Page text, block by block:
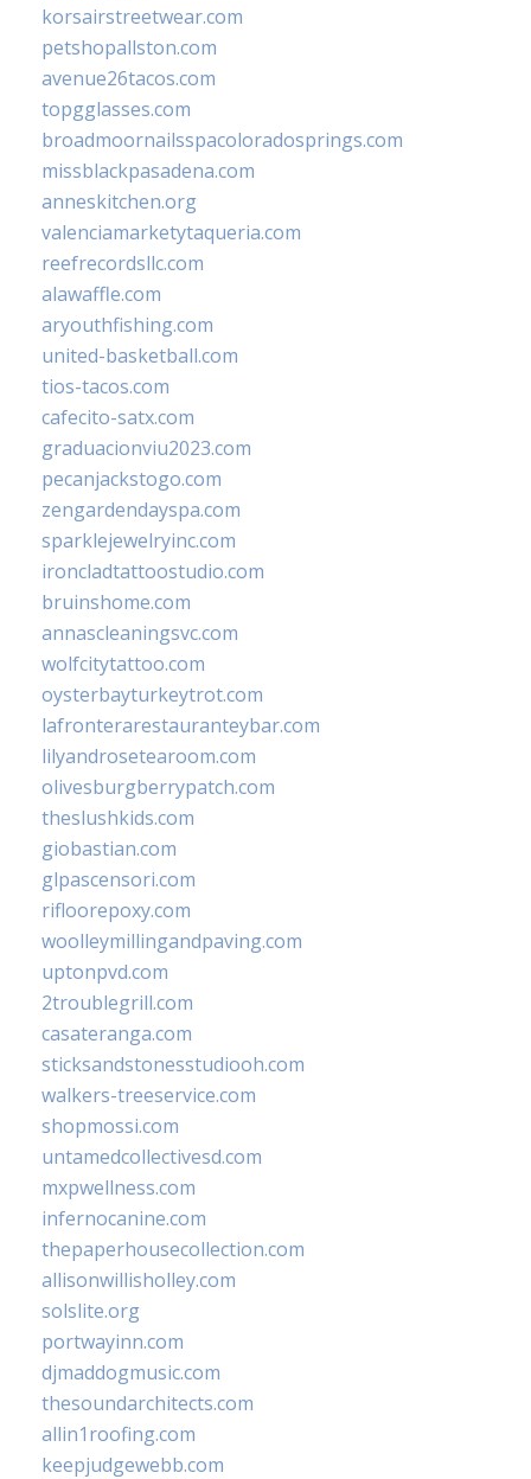
korsairstreetwear.com
petshopallston.com
avenue26tacos.com
topgglasses.com
broadmoornailsspacoloradosprings.com
missblackpasadena.com
anneskitchen.org
valenciamarketytaqueria.com
reefrecordsllc.com
alawaffle.com
aryouthfishing.com
united-basketball.com
tios-tacos.com
cafecito-satx.com
graduacionviu2023.com
pecanjackstogo.com
zengardendayspa.com
sparklejewelryinc.com
ironcladtattoostudio.com
bruinshome.com
annascleaningsvc.com
wolfcitytattoo.com
oysterbayturkeytrot.com
lafronterarestauranteybar.com
lilyandrosetearoom.com
olivesburgberrypatch.com
theslushkids.com
giobastian.com
glpascensori.com
rifloorepoxy.com
woolleymillingandpaving.com
uptonpvd.com
2troublegrill.com
casateranga.com
sticksandstonesstudiooh.com
walkers-treeservice.com
shopmossi.com
untamedcollectivesd.com
mxpwellness.com
infernocanine.com
thepaperhousecollection.com
allisonwillisholley.com
solslite.org
portwayinn.com
djmaddogmusic.com
thesoundarchitects.com
allin1roofing.com
keepjudgewebb.com